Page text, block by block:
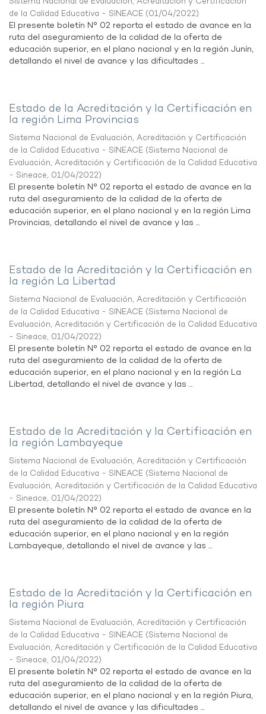
de la Calidad Educativa - SINEACE (01/04/2022)
El presente boletín N° 02 reporta el estado de avance en la
ruta del aseguramiento de la calidad de la oferta de
educación superior, en el plano nacional y en la región Junín,
detallando el nivel de avance y las dificultades ...
Estado de la Acreditación y la Certificación en
la región Lima Provincias
Sistema Nacional de Evaluación, Acreditación y Certificación
de la Calidad Educativa - SINEACE (Sistema Nacional de
Evaluación, Acreditación y Certificación de la Calidad Educativa
- Sineace, 01/04/2022)
El presente boletín N° 02 reporta el estado de avance en la
ruta del aseguramiento de la calidad de la oferta de
educación superior, en el plano nacional y en la región Lima
Provincias, detallando el nivel de avance y las ...
Estado de la Acreditación y la Certificación en
la región La Libertad
Sistema Nacional de Evaluación, Acreditación y Certificación
de la Calidad Educativa - SINEACE (Sistema Nacional de
Evaluación, Acreditación y Certificación de la Calidad Educativa
- Sineace, 01/04/2022)
El presente boletín N° 02 reporta el estado de avance en la
ruta del aseguramiento de la calidad de la oferta de
educación superior, en el plano nacional y en la región La
Libertad, detallando el nivel de avance y las ...
Estado de la Acreditación y la Certificación en
la región Lambayeque
Sistema Nacional de Evaluación, Acreditación y Certificación
de la Calidad Educativa - SINEACE (Sistema Nacional de
Evaluación, Acreditación y Certificación de la Calidad Educativa
- Sineace, 01/04/2022)
El presente boletín N° 02 reporta el estado de avance en la
ruta del aseguramiento de la calidad de la oferta de
educación superior, en el plano nacional y en la región
Lambayeque, detallando el nivel de avance y las ...
Estado de la Acreditación y la Certificación en
la región Piura
Sistema Nacional de Evaluación, Acreditación y Certificación
de la Calidad Educativa - SINEACE (Sistema Nacional de
Evaluación, Acreditación y Certificación de la Calidad Educativa
- Sineace, 01/04/2022)
El presente boletín N° 02 reporta el estado de avance en la
ruta del aseguramiento de la calidad de la oferta de
educación superior, en el plano nacional y en la región Piura,
detallando el nivel de avance y las dificultades ...